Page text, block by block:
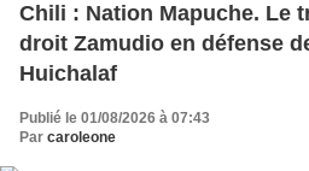
Chili : Nation Mapuche. Le
droit Zamudio en défense
Huichalaf
Publié le 01/08/2026 à 07:43
Par caroleone